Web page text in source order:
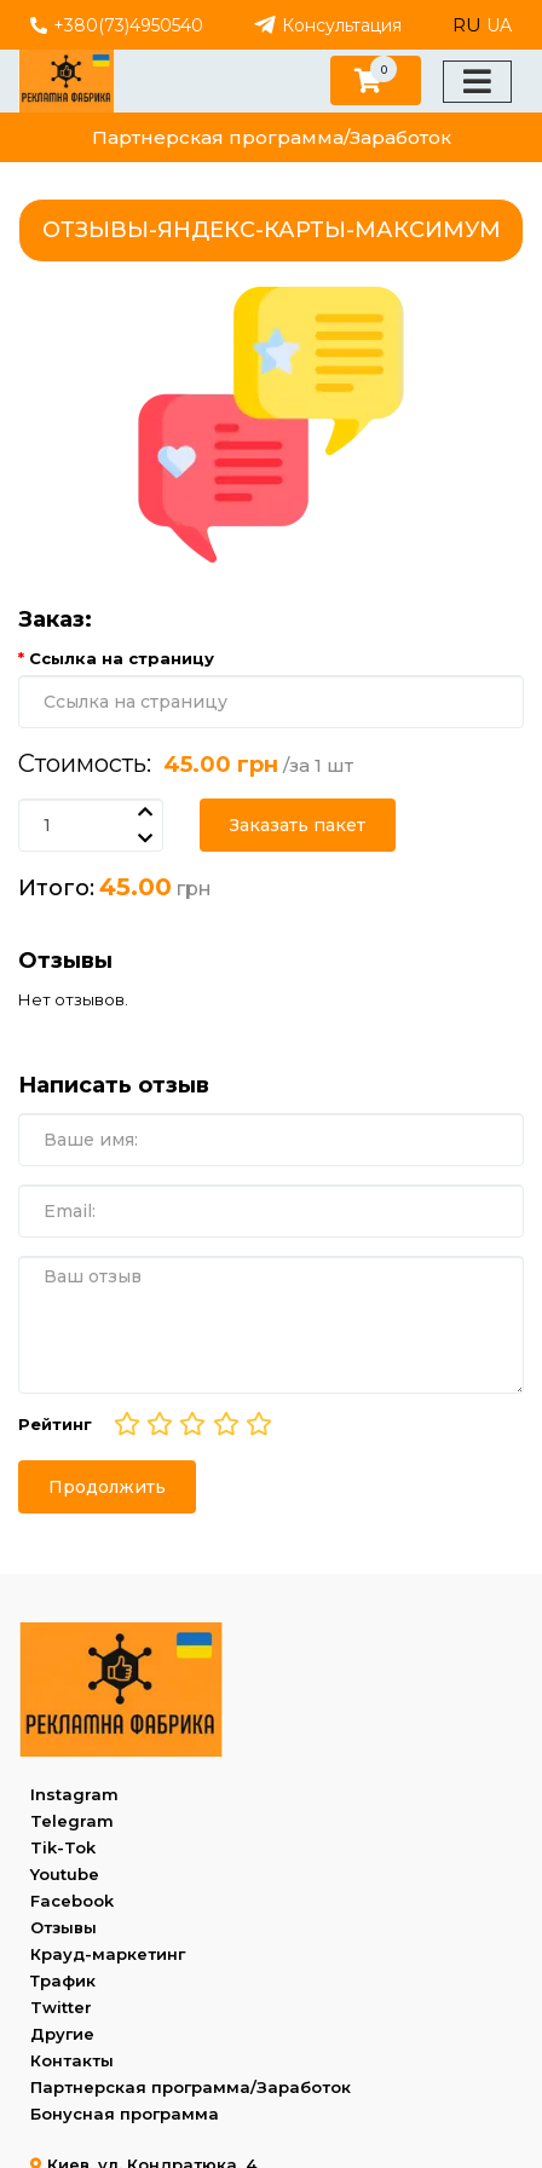
+380(73)4950540 Консультация RU UA
Партнерская программа/Заработок
0
ОТЗЫВЫ-ЯНДЕКС-КАРТЫ-МАКСИМУМ
Заказ:
Ссылка на страницу
Стоимость: 45.00 грн /за 1 шт
Заказать пакет
Итого:45.00 грн
Отзывы
Нет отзывов.
Написать отзыв
Рейтинг
Продолжить
Instagram
Telegram
Tik-Tok
Youtube
Facebook
Отзывы
Крауд-маркетинг
Трафик
Twitter
Другие
Контакты
Партнерская программа/Заработок
Бонусная программа